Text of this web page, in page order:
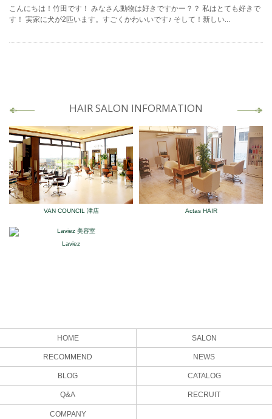
こんにちは！竹田です！ みなさん動物は好きですかー？？ 私はとても好きで
す！ 実家に犬が2匹います。すごくかわいいです♪ そして！新しい...
HAIR SALON INFORMATION
VAN COUNCIL 津店 Actas HAIR
Laviez
HOME SALON
RECOMMEND NEWS
BLOG CATALOG
Q&A RECRUIT
COMPANY